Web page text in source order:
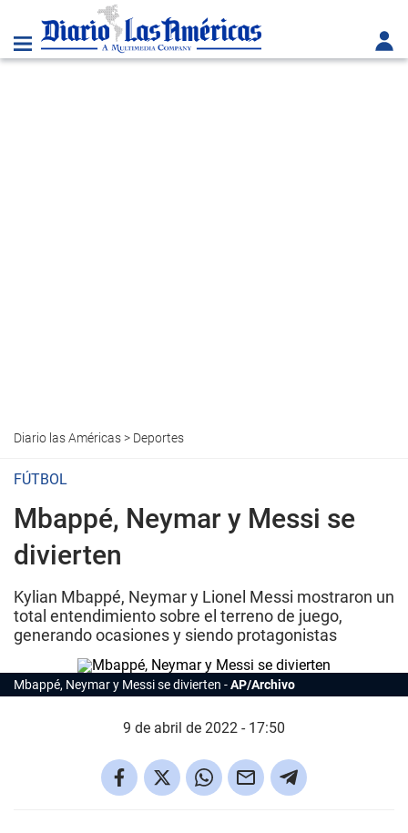
Diario las Américas> Deportes
FÚTBOL
Mbappé, Neymar y Messi se
divierten
Kylian Mbappé, Neymar y Lionel Messi mostraron un
total entendimiento sobre el terreno de juego,
generando ocasiones y siendo protagonistas
Mbappé, Neymar y Messi se divierten AP/Archivo
9 de abril de 2022 - 17:50